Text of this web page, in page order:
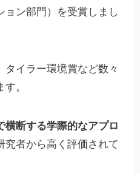
ョン部門）を受賞しまし
タイラー環境賞など数々
。
横断する学際的なアプロ
究者から高く評価されて